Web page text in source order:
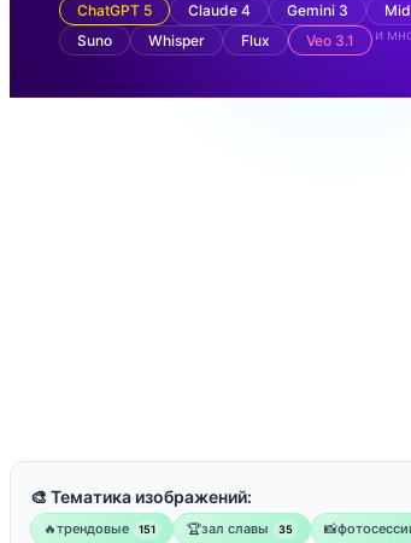
ChatGPT 5 Claude 4 Gemini 3
Suno
Whisper Flux Veo 3.1 и
🎨 Тематика изображений:
🔥трендовые 151 🏆зал славы 35